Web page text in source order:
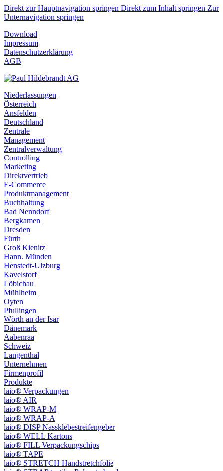
Direkt zur Hauptnavigation springen Direkt zum Inhalt springen Zur
Unternavigation springen
Download
Impressum
Datenschutzerklärung
AGB
Niederlassungen
Österreich
Ansfelden
Deutschland
Zentrale
Management
Zentralverwaltung
Controlling
Marketing
Direktvertrieb
E-Commerce
Produktmanagement
Buchhaltung
Bad Nenndorf
Bergkamen
Dresden
Fürth
Groß Kienitz
Hann. Münden
Henstedt-Ulzburg
Kavelstorf
Löbichau
Mühlheim
Oyten
Pfullingen
Wörth an der Isar
Dänemark
Aabenraa
Schweiz
Langenthal
Unternehmen
Firmenprofil
Produkte
laio® Verpackungen
laio® AIR
laio® WRAP-M
laio® WRAP-A
laio® DISP Nassklebestreifengeber
laio® WELL Kartons
laio® FILL Verpackungschips
laio® TAPE
laio® STRETCH Handstretchfolie